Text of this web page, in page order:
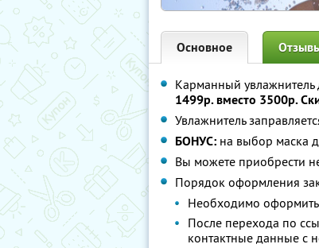
Основное
Карманный увлажнитель
1499р. вместо 3500р.
Увлажнитель
БОНУС: на выбор маска
Вы можете приобрести
Порядок оформления
Необходимо оформить
После перехода по
контактные данные с